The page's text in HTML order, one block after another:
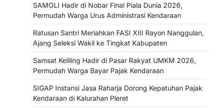
SAMOLI Hadir di Nobar Final Piala Dunia 2026,
Permudah Warga Urus Administrasi Kendaraan
Ratusan Santri Meriahkan FASI XIII Rayon Nanggulan,
Ajang Seleksi Wakil ke Tingkat Kabupaten
Samsat Keliling Hadir di Pasar Rakyat UMKM 2026,
Permudah Warga Bayar Pajak Kendaraan
SIGAP Instansi Jasa Raharja Dorong Kepatuhan Pajak
Kendaraan di Kalurahan Pleret